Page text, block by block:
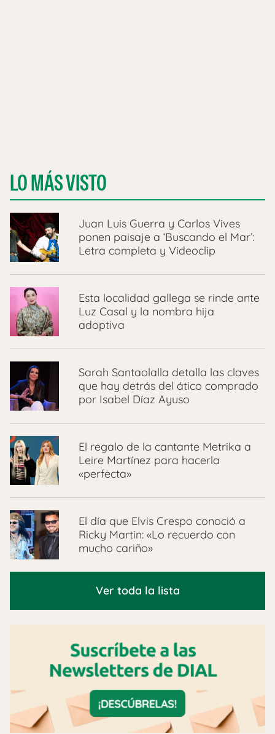
LO MÁS VISTO
Juan Luis Guerra y Carlos Vives
ponen paisaje a ‘Buscando el Mar’:
Letra completa y Videoclip
Esta localidad gallega se rinde ante
Luz Casal y la nombra hija
adoptiva
Sarah Santaolalla detalla las claves
que hay detrás del ático comprado
por Isabel Díaz Ayuso
El regalo de la cantante Metrika a
Leire Martínez para hacerla
«perfecta»
El día que Elvis Crespo conoció a
Ricky Martin: «Lo recuerdo con
mucho cariño»
Ver toda la lista